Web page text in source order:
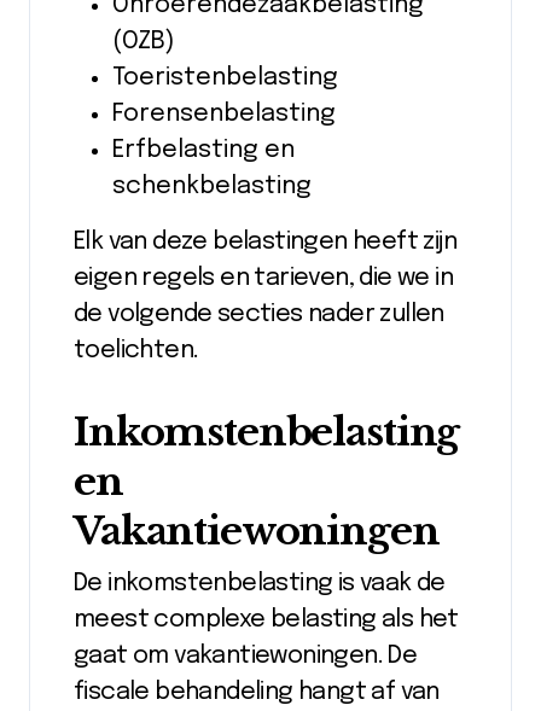
Onroerendezaakbelasting
(OZB)
Toeristenbelasting
Forensenbelasting
Erfbelasting en
schenkbelasting
Elk van deze belastingen heeft zijn
eigen regels en tarieven, die we in
de volgende secties nader zullen
toelichten.
Inkomstenbelasting
en
Vakantiewoningen
De inkomstenbelasting is vaak de
meest complexe belasting als het
gaat om vakantiewoningen. De
fiscale behandeling hangt af van